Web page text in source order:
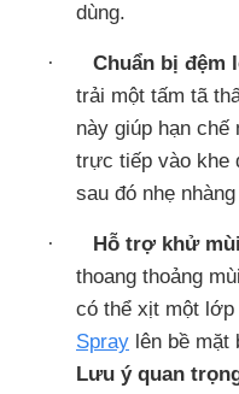
dùng.
· Chuẩn bị đệm
trải một tấm tã
này giúp hạn
trực tiếp vào khe
sau đó nhẹ
· Hỗ trợ khử
thoang thoảng
có thể xịt một lớp
Spray lên bề mặt
Lưu ý quan